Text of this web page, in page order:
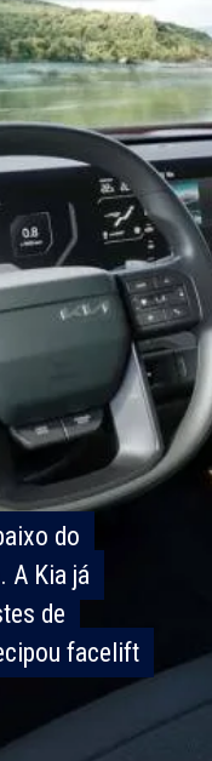
do
A Kia já
de
facelift
do
A Kia já
de
facelift